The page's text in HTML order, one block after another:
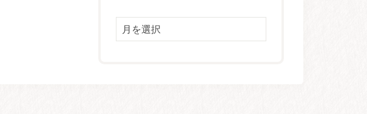
Archives